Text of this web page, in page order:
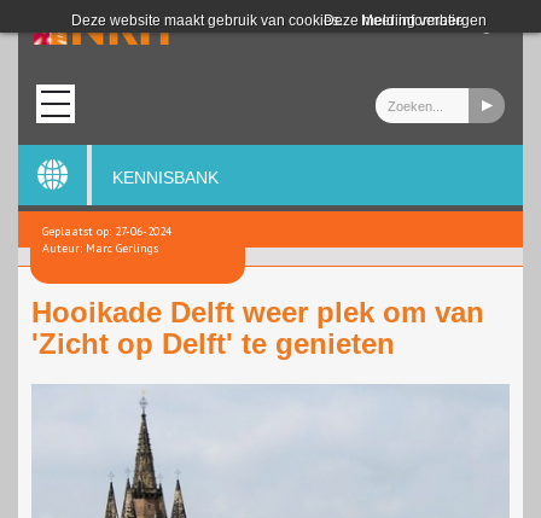
Deze website maakt gebruik van cookies. Meer informatie
Deze melding verbergen
Login
KENNISBANK
Geplaatst op: 27-06-2024
Auteur: Marc Gerlings
Hooikade Delft weer plek om van
'Zicht op Delft' te genieten